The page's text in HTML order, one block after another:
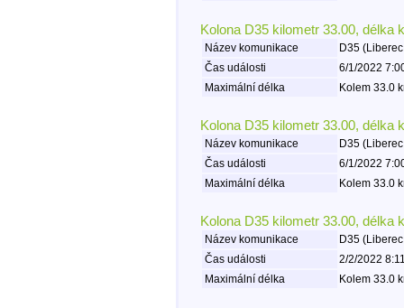
Kolona D35 kilometr 33.00, délka
Název komunikace
D35
Čas události
6/1/2022
Maximální délka
Kolem 33.0
Kolona D35 kilometr 33.00, délka
Název komunikace
D35
Čas události
6/1/2022
Maximální délka
Kolem 33.0
Kolona D35 kilometr 33.00, délka
Název komunikace
D35
Čas události
2/2/2022
Maximální délka
Kolem 33.0